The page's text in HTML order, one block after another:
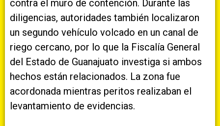
contra el muro de contención. Durante las
diligencias, autoridades también localizaron
un segundo vehículo volcado en un canal de
riego cercano, por lo que la Fiscalía General
del Estado de Guanajuato investiga si ambos
hechos están relacionados. La zona fue
acordonada mientras peritos realizaban el
levantamiento de evidencias.